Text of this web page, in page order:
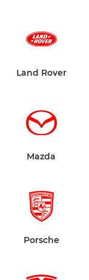
Land Rover
Mazda
Porsche